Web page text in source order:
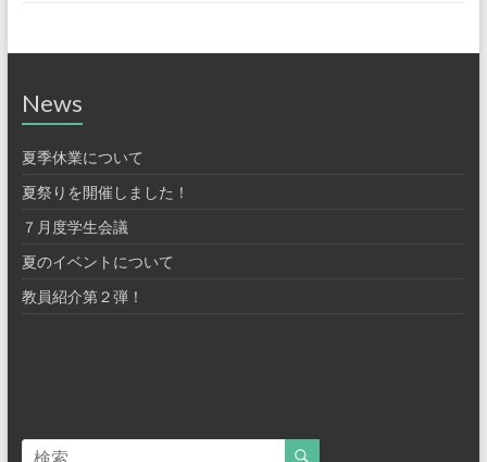
News
夏季休業について
夏祭りを開催しました！
７月度学生会議
夏のイベントについて
教員紹介第２弾！